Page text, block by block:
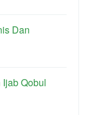
Dan
Qobul